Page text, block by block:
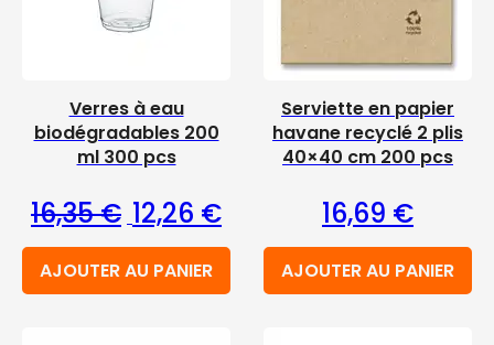
Verres à eau
biodégradables 200
ml 300 pcs
16,35€ Le prix initial était : 16,35 €.
12,26 €Le prix actuel est : 12,26 €.
AJOUTER AU PANIER
Serviette en papier
havane recyclé 2 plis
40×40 cm 200 pcs
16,69 €
AJOUTER AU PANIER